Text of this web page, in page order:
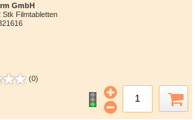
GmbH
Stk Filmtabletten
(0)